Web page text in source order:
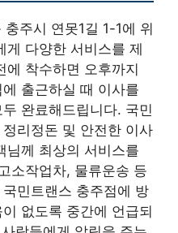
충주시 연못1길 1-1에 위
게 다양한 서비스를 제
에 착수하면 오후까지
출근하실 때 이사를
완료해드립니다. 국민
리정돈 및 안전한 이사
님께 최상의 서비스를
소작업차, 물류운송 등
민트랜스 충주점에 방
없도록 중간에 언급되